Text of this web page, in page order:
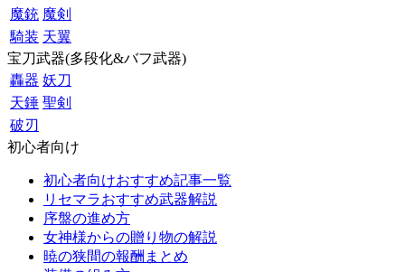
魔銃 魔剣
騎装 天翼
宝刀武器(多段化&バフ武器)
轟器 妖刀
天錘 聖剣
破刃
初心者向け
初心者向けおすすめ記事一覧
リセマラおすすめ武器解説
序盤の進め方
女神様からの贈り物の解説
暁の狭間の報酬まとめ